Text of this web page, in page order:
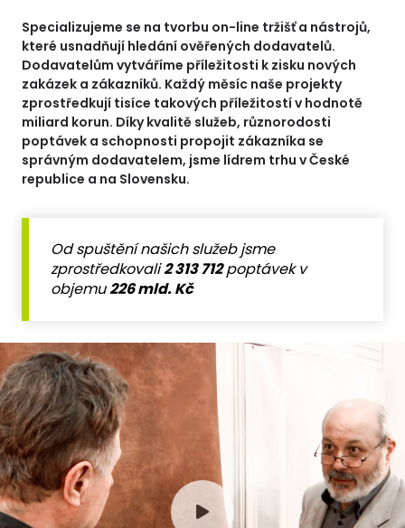
Specializujeme se na tvorbu on-line tržišť a nástrojů,
které usnadňují hledání ověřených dodavatelů.
Dodavatelům vytváříme příležitosti k zisku nových
zakázek a zákazníků. Každý měsíc naše projekty
zprostředkují tisíce takových příležitostí v hodnotě
miliard korun. Díky kvalitě služeb, různorodosti
poptávek a schopnosti propojit zákazníka se
správným dodavatelem, jsme lídrem trhu v České
republice a na Slovensku.
Od spuštění našich služeb jsme
zprostředkovali2 313 712poptávek v
objemu226 mld. Kč